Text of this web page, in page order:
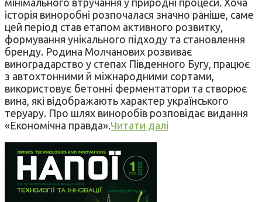
історія виноробні розпочалася значно раніше, саме
цей період став етапом активного розвитку,
формування унікального підходу та становлення
бренду. Родина Молчанових розвиває
виноградарство у степах Південного Бугу, працює
з автохтонними й міжнародними сортами,
використовує бетонні ферментатори та створює
вина, які відображають характер українського
теруару. Про шлях виноробів розповідає видання
«Економічна правда».Читати далі